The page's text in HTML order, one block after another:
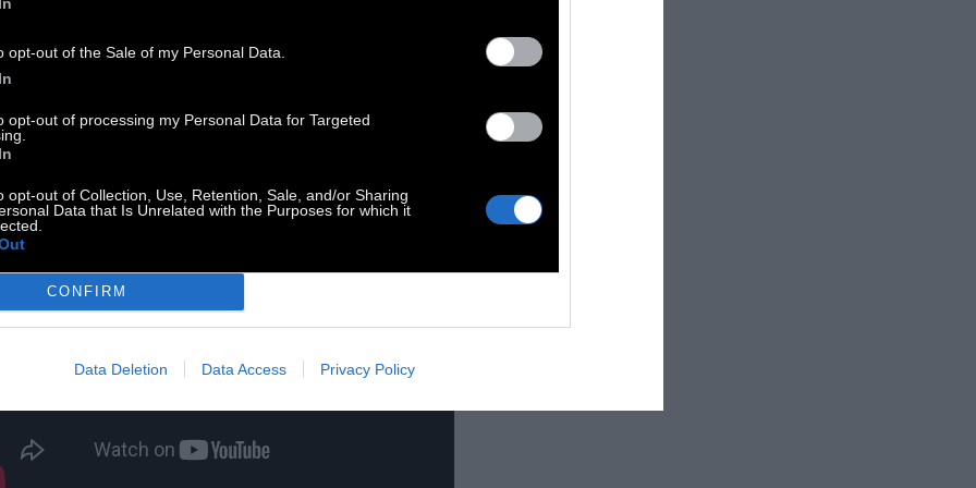
opt-out of the Sale of my Personal Data.
opt-out of processing my Personal Data for Targeted
opt-out of Collection, Use, Retention, Sale, and/or Sharing
Data that Is Unrelated with the Purposes for which it
CONFIRM
Data Deletion Data Access Privacy Policy
Book Club. Κωμωδία. ΗΠΑ 2018. Πρεμιέρα:
14 Ιουνίου. Σκηνοθεσία: Μπιλ Χόλντερμαν.
Τζέιν Φόντα, Νταϊάν Κίτον, Κάντις Μπέργκεν,
Διανομή: Odeon.